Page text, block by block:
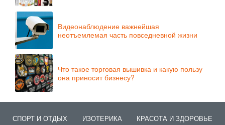
Видеонаблюдение важнейшая
неотъемлемая часть повседневной жизни
Что такое торговая вышивка и какую пользу
она приносит бизнесу?
СПОРТ И ОТДЫХ ИЗОТЕРИКА КРАСОТА И ЗДОРОВЬЕ